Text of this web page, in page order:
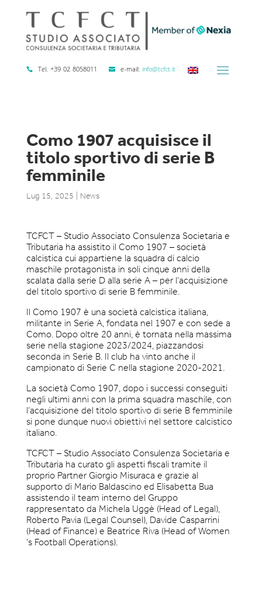
Tel. +39 02 8058011 e-mail: info@tcfct.it
Como 1907 acquisisce il
titolo sportivo di serie B
femminile
Lug 15, 2025 News
TCFCT – Studio Associato Consulenza Societaria e
Tributaria ha assistito il Como 1907 – società
calcistica cui appartiene la squadra di calcio
maschile protagonista in soli cinque anni della
scalata dalla serie D alla serie A – per l’acquisizione
del titolo sportivo di serie B femminile.
Il Como 1907 è una società calcistica italiana,
militante in Serie A, fondata nel 1907 e con sede a
Como. Dopo oltre 20 anni, è tornata nella massima
serie nella stagione 2023/2024, piazzandosi
seconda in Serie B. Il club ha vinto anche il
campionato di Serie C nella stagione 2020-2021.
La società Como 1907, dopo i successi conseguiti
negli ultimi anni con la prima squadra maschile, con
l’acquisizione del titolo sportivo di serie B femminile
si pone dunque nuovi obiettivi nel settore calcistico
italiano.
TCFCT – Studio Associato Consulenza Societaria e
Tributaria ha curato gli aspetti fiscali tramite il
proprio Partner Giorgio Misuraca e grazie al
supporto di Mario Baldascino ed Elisabetta Bua
assistendo il team interno del Gruppo
rappresentato da Michela Uggè (Head of Legal),
Roberto Pavia (Legal Counsel), Davide Casparrini
(Head of Finance) e Beatrice Riva (Head of Women
’s Football Operations).